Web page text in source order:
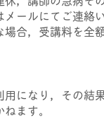
ールにてご連絡
合，受講料を全
になり，その結
ます。